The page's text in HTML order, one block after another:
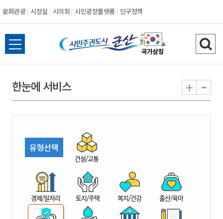
문화관광 시장실 시의회 시민광장플랫폼 인구정책
시
민
권
시
산
전
체
뉴
열
검
색
기
한눈에 서비스 + -
유형선택
건설/교통
경제/일자리 토지/주택 복지/건강 출산/육아